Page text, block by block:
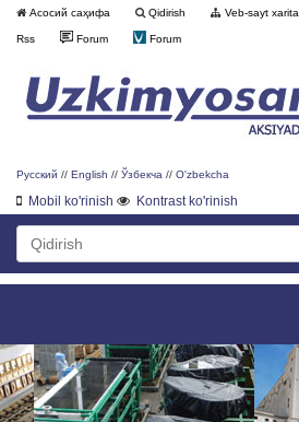
Асосий саҳифа Qidirish Veb-sayt
Rss Forum Forum
Русский // English // Ўзбекча // O'zbekcha
Mobil ko'rinish Kontrast ko'rinish